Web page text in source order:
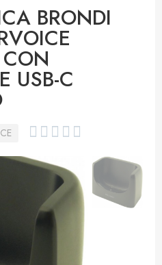
BRONDI
USB-C
    